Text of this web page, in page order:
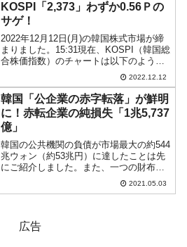
KOSPI「2,373」わずか0.56Ｐの
サゲ！
2022年12月12日(月)の韓国株式市場が締
まりました。15:31現在、KOSPI（韓国総
合株価指数）のチャートは以下のように
『Investing.com』より引用）。ローソク
足の実体部分がほとんどありません。わ
ず...
2022.12.12
韓国「公企業の赤字転落」が鮮明
に！赤転企業の純損失「1兆5,737
億」
韓国の公共機関の負債が市場最大の約544
兆ウォン（約53兆円）に達したことは先
にご紹介しました。また、一つの財布と
見れば負債比率が「154％」程度ですの
で、「まだいける」と考えているかもし
2021.05.03
広告